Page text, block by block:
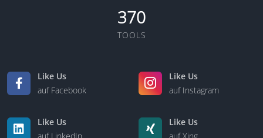
370
TOOLS
Like Us
auf Facebook
Like Us
auf Instagram
Like Us
auf LinkedIn
Like Us
auf Xing